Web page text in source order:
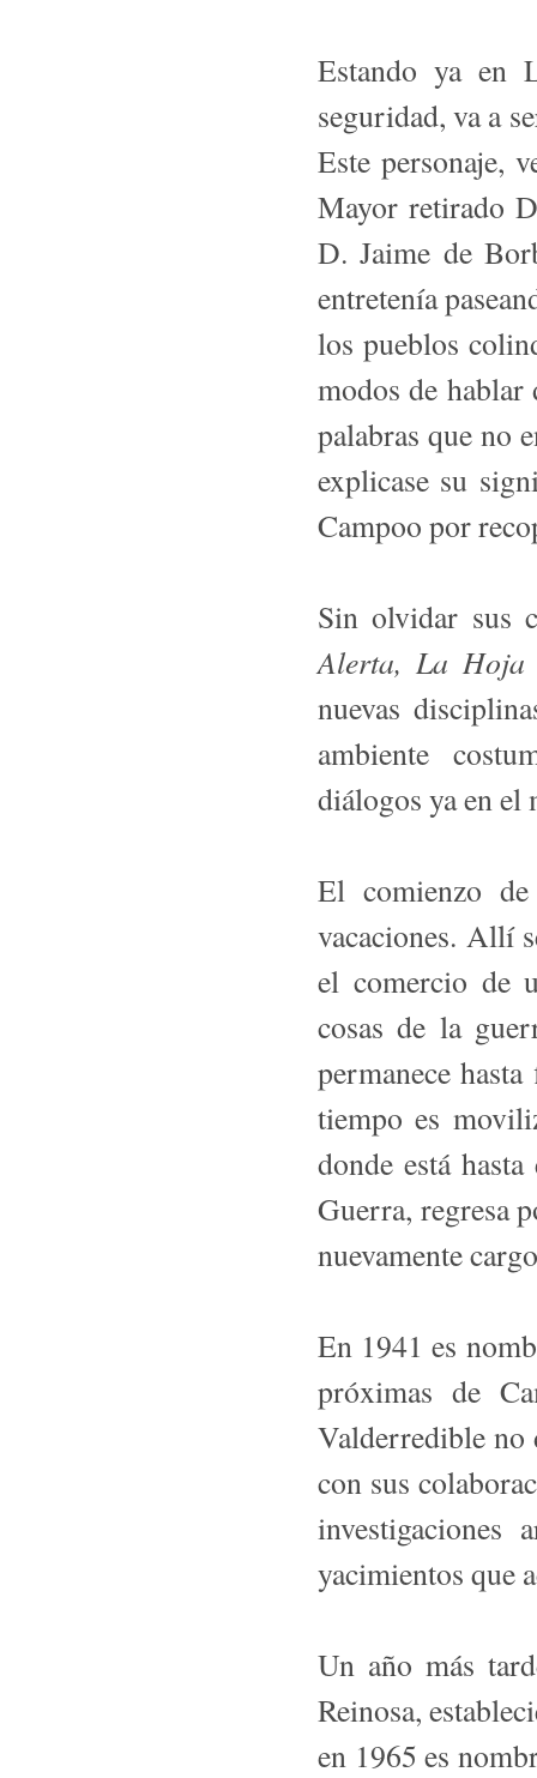
Estando ya en
seguridad, va a
Este personaje,
Mayor retirado
D. Jaime de
entretenía
los pueblos
modos de hablar
palabras que no
explicase su
Campoo por
Sin olvidar sus
Alerta, La Hoja
nuevas
ambiente
diálogos ya en el
El comienzo
vacaciones. Allí
el comercio de
cosas de la
permanece
tiempo es
donde está
Guerra, regresa
nuevamente
En 1941 es
próximas de
Valderredible no
con sus
investigaciones
yacimientos que
Un año más
Reinosa,
en 1965 es